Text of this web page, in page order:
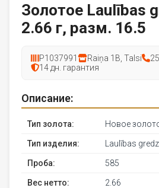
Золотое Laulības
2.66 г, разм. 16.5
P1037991 Raiņa 1B, Talsi
14 дн. гарантия
Описание:
Тип золота: Новое
Тип изделия: Laulības
Проба: 585
Вес нетто: 2.66